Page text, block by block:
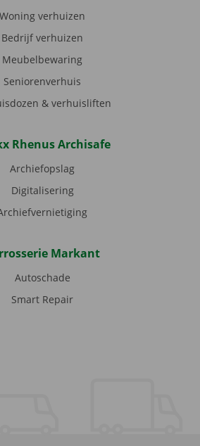
Woning verhuizen
Bedrijf verhuizen
Meubelbewaring
Seniorenverhuis
& verhuisliften
Rhenus Archisafe
Archiefopslag
Digitalisering
Markant
Autoschade
Smart Repair